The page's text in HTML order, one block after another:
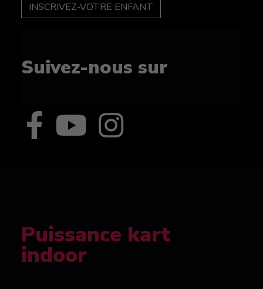
INSCRIPTION
Suivez-nous sur
Puissance kart
indoor